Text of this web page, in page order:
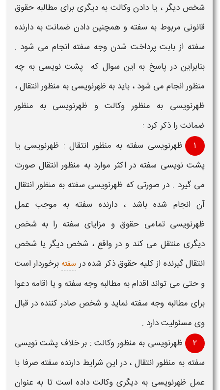
شخص دیگر ، یا دادن وکالت به دیگری برای مطالبه حقوق
قانونی مربوط به سفته و همچنین دادن ضمانت به دارنده
سفته از بابت پرداخت شدن وجه سفته انجام می شود .
بنابراین در پاسخ به این سوال که پشت نویسی به چه
منظور انجام می شود ، باید به ظهرنویسی به منظور انتقال،
ظهرنویسی به منظور وکالت و ظهرنویسی به منظور
ضمانت را ذکر کرد :
۱
ظهرنویسی سفته به منظور انتقال : ظهرنویسی یا
پشت نویسی سفته در اکثر موارد به منظور انتقال صورت
می گیرد . در صورتی که ظهرنویسی سفته به منظور انتقال
آن انجام شده باشد ، دارنده سفته به موجب عمل
ظهرنویسی تمامی حقوق و مزایای سفته را به شخص
دیگری منتقل می کند و در واقع ، شخص دیگر یا شخص
انتقال گیرنده از کلیه حقوق ذکر شده در سفته برخوردار است
و حتی می تواند اقدام به مطالبه وجه سفته و یا اقامه دعوا
برای مطالبه وجه سفته نماید و شخص صادر کننده در قبال
وی مسئولیت دارد .
۲
ظهرنویسی به منظور وکالت : بر خلاف پشت نویسی
سفته به منظور انتقال ، در این شرایط دارنده سفته صرفا با
عمل ظهرنویسی به دیگری وکالت داده است تا به عنوان